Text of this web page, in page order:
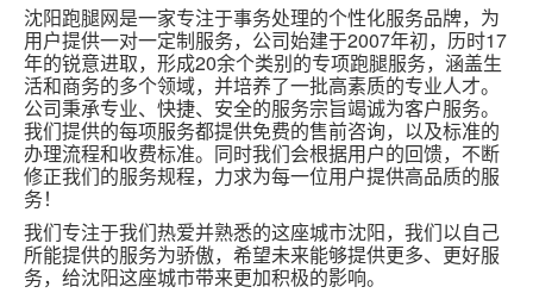
沈阳跑腿网是一家专注于事务处理的个性化服务品牌，为
用户提供一对一定制服务，公司始建于2007年初，历时17
年的锐意进取，形成20余个类别的专项跑腿服务，涵盖生
活和商务的多个领域，并培养了一批高素质的专业人才。
公司秉承专业、快捷、安全的服务宗旨竭诚为客户服务。
我们提供的每项服务都提供免费的售前咨询，以及标准的
办理流程和收费标准。同时我们会根据用户的回馈，不断
修正我们的服务规程，力求为每一位用户提供高品质的服
务！
我们专注于我们热爱并熟悉的这座城市沈阳，我们以自己
所能提供的服务为骄傲，希望未来能够提供更多、更好服
务，给沈阳这座城市带来更加积极的影响。